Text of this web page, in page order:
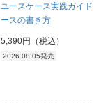
ユースケース実践ガイ
ースの書き方
5,390円（税込）
2026.08.05発売